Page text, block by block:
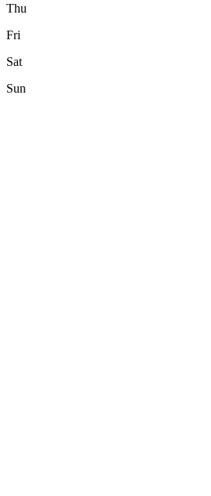
Thu
Fri
Sat
Sun